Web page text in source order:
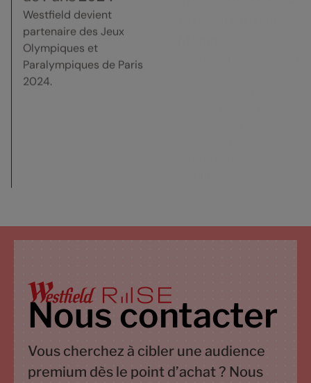
Westfield devient
partenaire des Jeux
Olympiques et
Paralympiques de Paris
2024.
Nous contacter
Vous cherchez à cibler une audience
premium dès le point d’achat ? Nous